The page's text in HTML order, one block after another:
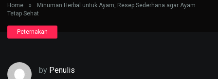
Home »
Minuman Herbal untuk Ayam, Resep Sederhana agar Ayam
Tetap Sehat
Peternakan
by Penulis